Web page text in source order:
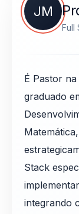
JM
Full
É Pastor
graduado
Stack
integrando